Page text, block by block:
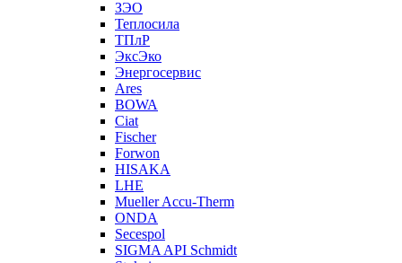
ЗЭО
Теплосила
ТПлР
ЭксЭко
Энергосервис
Ares
BOWA
Ciat
Fischer
Forwon
HISAKA
LHE
Mueller Accu-Therm
ONDA
Secespol
SIGMA API Schmidt